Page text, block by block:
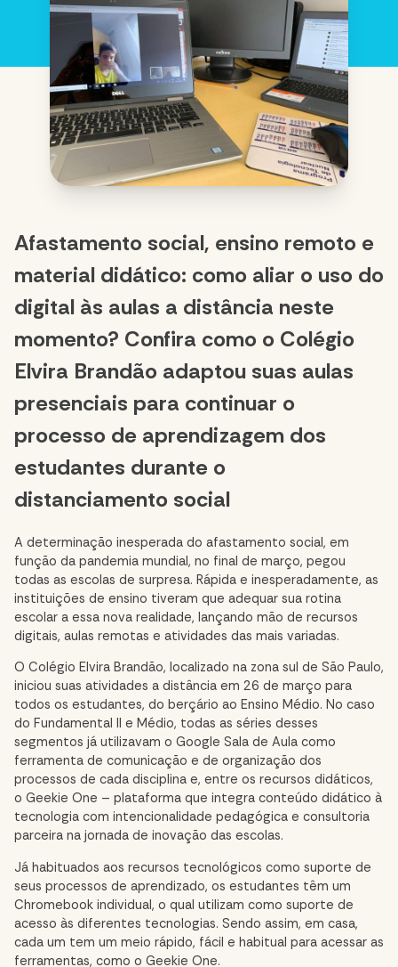
Afastamento social, ensino remoto e
material didático: como aliar o uso do
digital às aulas a distância neste
momento? Confira como o Colégio
Elvira Brandão adaptou suas aulas
presenciais para continuar o
processo de aprendizagem dos
estudantes durante o
distanciamento social
A determinação inesperada do afastamento social, em
função da pandemia mundial, no final de março, pegou
todas as escolas de surpresa. Rápida e inesperadamente, as
instituições de ensino tiveram que adequar sua rotina
escolar a essa nova realidade, lançando mão de recursos
digitais, aulas remotas e atividades das mais variadas.
O Colégio Elvira Brandão, localizado na zona sul de São Paulo,
iniciou suas atividades a distância em 26 de março para
todos os estudantes, do berçário ao Ensino Médio. No caso
do Fundamental II e Médio, todas as séries desses
segmentos já utilizavam o Google Sala de Aula como
ferramenta de comunicação e de organização dos
processos de cada disciplina e, entre os recursos didáticos,
o Geekie One – plataforma que integra conteúdo didático à
tecnologia com intencionalidade pedagógica e consultoria
parceira na jornada de inovação das escolas.
Já habituados aos recursos tecnológicos como suporte de
seus processos de aprendizado, os estudantes têm um
Chromebook individual, o qual utilizam como suporte de
acesso às diferentes tecnologias. Sendo assim, em casa,
cada um tem um meio rápido, fácil e habitual para acessar as
ferramentas, como o Geekie One.